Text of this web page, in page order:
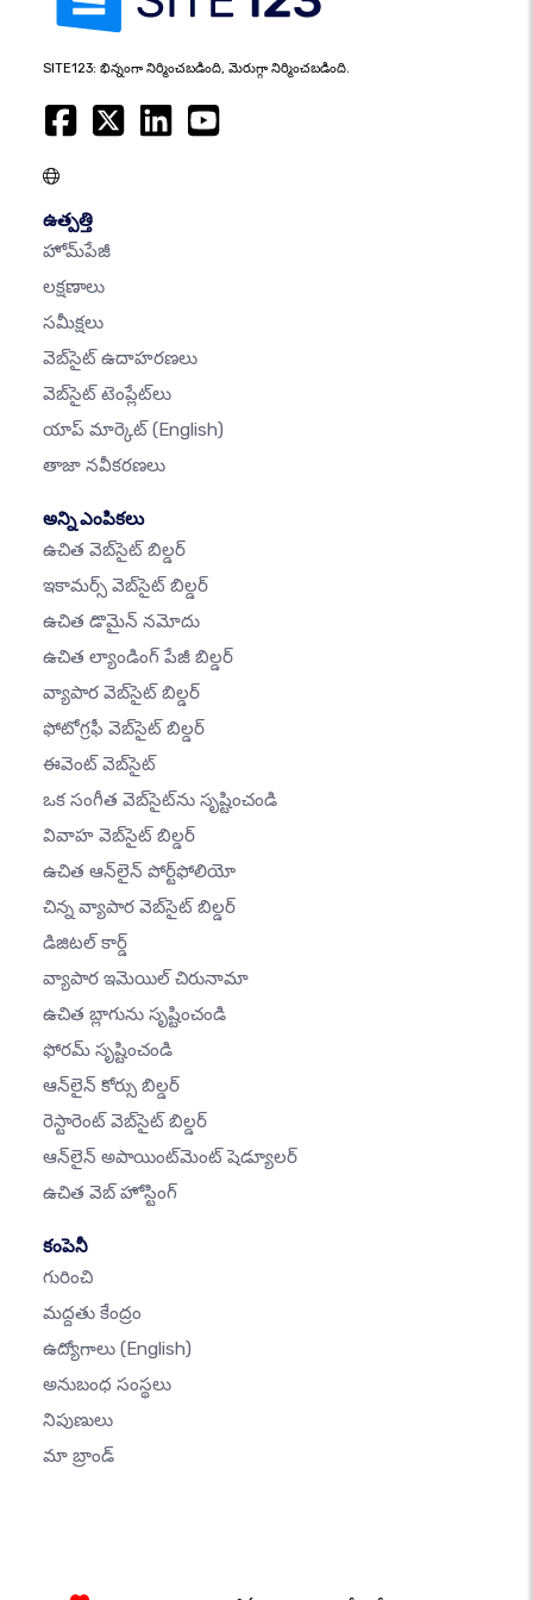
SITE123: భిన్నంగా నిర్మించబడింది, మెరుగ్గా నిర్మించబడింది.
ఉత్పత్తి
హోమ్‌పేజీ
లక్షణాలు
సమీక్షలు
వెబ్‌సైట్ ఉదాహరణలు
వెబ్‌సైట్ టెంప్లేట్‌లు
యాప్ మార్కెట్ (English)
తాజా నవీకరణలు
అన్ని ఎంపికలు
ఉచిత వెబ్‌సైట్ బిల్డర్
ఇకామర్స్ వెబ్‌సైట్ బిల్డర్
ఉచిత డొమైన్ నమోదు
ఉచిత ల్యాండింగ్ పేజీ బిల్డర్
వ్యాపార వెబ్‌సైట్ బిల్డర్
ఫోటోగ్రఫీ వెబ్‌సైట్ బిల్డర్
ఈవెంట్ వెబ్‌సైట్
ఒక సంగీత వెబ్‌సైట్‌ను సృష్టించండి
వివాహ వెబ్‌సైట్ బిల్డర్
ఉచిత ఆన్‌లైన్ పోర్ట్‌ఫోలియో
చిన్న వ్యాపార వెబ్‌సైట్ బిల్డర్
డిజిటల్ కార్డ్
వ్యాపార ఇమెయిల్ చిరునామా
ఉచిత బ్లాగును సృష్టించండి
ఫోరమ్ సృష్టించండి
ఆన్‌లైన్ కోర్సు బిల్డర్
రెస్టారెంట్ వెబ్‌సైట్ బిల్డర్
ఆన్‌లైన్ అపాయింట్‌మెంట్ షెడ్యూలర్
ఉచిత వెబ్ హోస్టింగ్
కంపెనీ
గురించి
మద్దతు కేంద్రం
ఉద్యోగాలు (English)
అనుబంధ సంస్థలు
నిపుణులు
మా బ్రాండ్